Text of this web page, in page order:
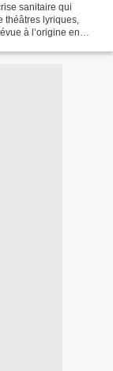
sanitaire qui
théâtres lyriques,
à l’origine en